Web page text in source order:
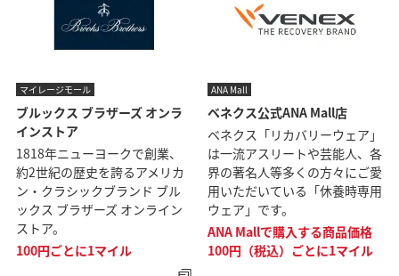
マイレージモール
ブルックス ブラザーズ オンラ
インストア
1818年ニューヨークで創業、
約2世紀の歴史を誇るアメリカ
ン・クラシックブランド ブル
ックス ブラザーズ オンライン
ストア。
100円ごとに1マイル
ANA Mall
ベネクス公式ANA Mall店
ベネクス「リカバリーウェア」
は一流アスリートや芸能人、各
界の著名人等多くの方々にご愛
用いただいている「休養時専用
ウェア」です。
ANA Mallで購入する商品価格
100円（税込）ごとに1マイル